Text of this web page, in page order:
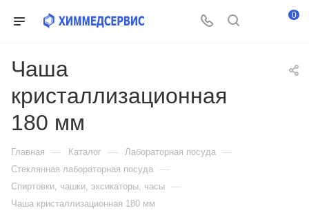
0
Чаша
кристаллизационная
180 мм
Главная — Каталог — Лабораторная посуда —
Стеклянная лабораторная посуда —
Спиртовки, чашки, эксикаторы, часы —
Чаша кристаллизационная 180 мм